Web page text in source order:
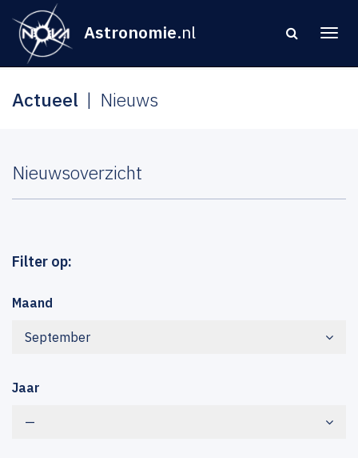
Astronomie.nl
Actueel Nieuws
Nieuwsoverzicht
Filter op:
Maand
September
Jaar
—